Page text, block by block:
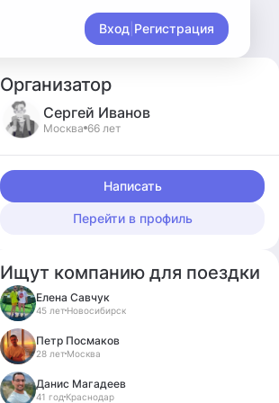
Вход Регистрация
Организатор
Сергей Иванов
Москва 66 лет
Написать
Перейти в профиль
Ищут компанию для поездки
Елена Савчук
45 лет Новосибирск
Петр Посмаков
28 лет Москва
Данис Магадеев
41 год Краснодар